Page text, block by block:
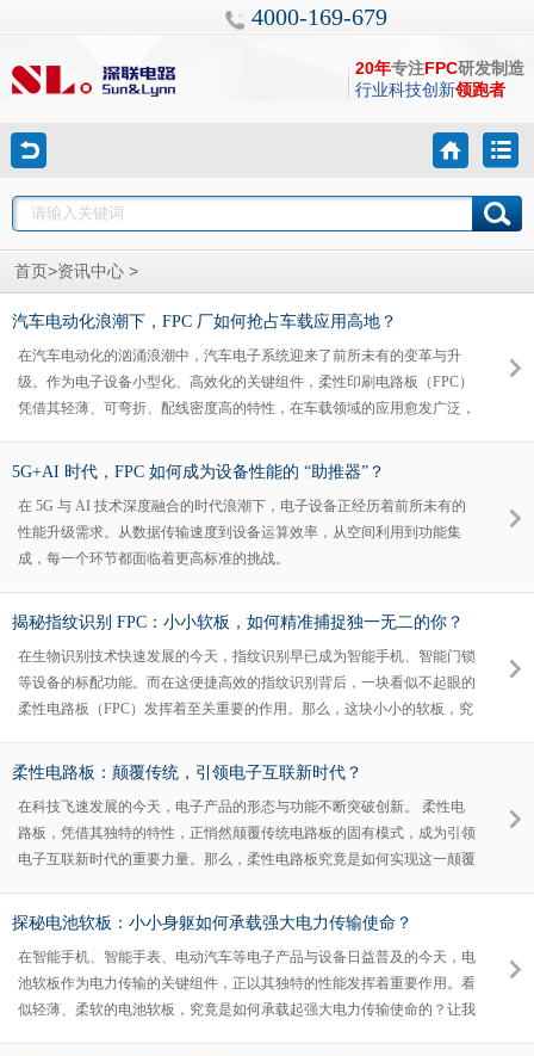
4000-169-679
20年专注FPC研发制造
行业科技创新领跑者
首页 >资讯中心 >
汽车电动化浪潮下，FPC 厂如何抢占车载应用高地？
在汽车电动化的汹涌浪潮中，汽车电子系统迎来了前所未有的变革与升
级。作为电子设备小型化、高效化的关键组件，柔性印刷电路板（FPC）
凭借其轻薄、可弯折、配线密度高的特性，在车载领域的应用愈发广泛，
地，成为众多 FPC 厂亟待思考的问题。
5G+AI 时代，FPC 如何成为设备性能的 “助推器”？
在 5G 与 AI 技术深度融合的时代浪潮下，电子设备正经历着前所未有的
性能升级需求。从数据传输速度到设备运算效率，从空间利用到功能集
成，每一个环节都面临着更高标准的挑战。
揭秘指纹识别 FPC：小小软板，如何精准捕捉独一无二的你？
在生物识别技术快速发展的今天，指纹识别早已成为智能手机、智能门锁
等设备的标配功能。而在这便捷高效的指纹识别背后，一块看似不起眼的
柔性电路板（FPC）发挥着至关重要的作用。那么，这块小小的软板，究
柔性电路板：颠覆传统，引领电子互联新时代？
在科技飞速发展的今天，电子产品的形态与功能不断突破创新。 柔性电
路板，凭借其独特的特性，正悄然颠覆传统电路板的固有模式，成为引领
电子互联新时代的重要力量。那么，柔性电路板究竟是如何实现这一颠覆
探秘电池软板：小小身躯如何承载强大电力传输使命？
在智能手机、智能手表、电动汽车等电子产品与设备日益普及的今天，电
池软板作为电力传输的关键组件，正以其独特的性能发挥着重要作用。看
似轻薄、柔软的电池软板，究竟是如何承载起强大电力传输使命的？让我